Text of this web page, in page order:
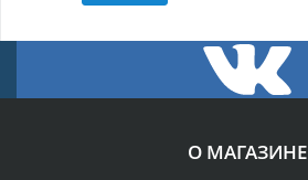
О МАГАЗИНЕ